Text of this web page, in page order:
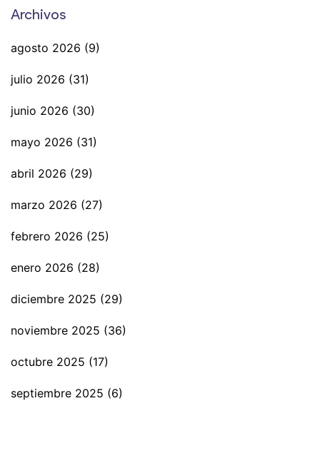
Archivos
agosto 2026 (9)
julio 2026 (31)
junio 2026 (30)
mayo 2026 (31)
abril 2026 (29)
marzo 2026 (27)
febrero 2026 (25)
enero 2026 (28)
diciembre 2025 (29)
noviembre 2025 (36)
octubre 2025 (17)
septiembre 2025 (6)